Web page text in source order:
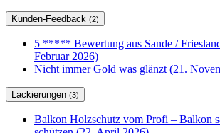
Kunden-Feedback (2)
5 ***** Bewertung aus Sande /
Februar 2026)
Nicht immer Gold was glänzt (21.
Lackierungen (3)
Balkon Holzschutz vom Profi – Balkon